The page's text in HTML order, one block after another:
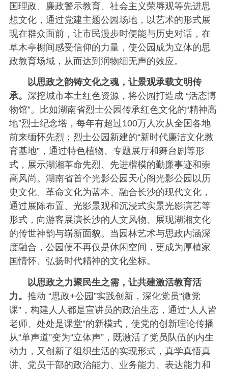
国理政、廉政警示教育、社会主义荣辱观等先进思
想文化，通过党建主题公园场地，以艺术的形式展
现在群众面前，让市民漫步时便能与历史对话，在
草木亭榭间感受信仰的力量，使公园成为立体的思
政教育场域，从而达到润物细无声的效应。
以思政之韵铸文化之魂，让景观承载文明传
承。 深挖城市本土红色资源，将公园打造成 “活态博
物馆”。比如湖南省烈士公园传承红色文化的“精神高
地”烈士纪念塔，每年有超过100万人次从全国各地
前来缅怀先烈；烈士公园新建的“新时代廉洁文化教
育基地”，通过特色植物、专题展厅和舞台剧等形
式，展示湖湘革命先烈、先进楷模的勤廉事迹和崇
高风尚。湖南省首个光影公园天心阁光影公园以历
史文化、革命文化为蓝本、融合长沙的现代文化，
通过展陈布置、光影景观和沉浸式实景光影演艺等
形式，向游客展演长沙的人文风物、展现湖湘文化
的传世神韵与崭新面貌。当园林艺术与思政内涵深
度融合，公园便不再仅是休闲空间，更成为厚植家
国情怀、弘扬时代精神的文化坐标。
以思政之力聚民生之需，让共建激活教育活
力。 推动 “思政+公园”实践创新，深化党员“微党
课”，构建人人都是宣讲员的政治生态，通过“人人皆
老师、处处是课堂”的新模式，使党的创新理论传播
从“单声道”变为“立体声”，既激活了党员队伍的内生
动力，又创新了组织生活的实现形式，真学真悟真
讲、党员干部的政治能力、业务能力、表达能力和